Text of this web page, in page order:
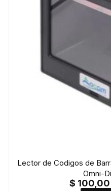
Lector de Codigos de Barras
Omni-
$ 100,00